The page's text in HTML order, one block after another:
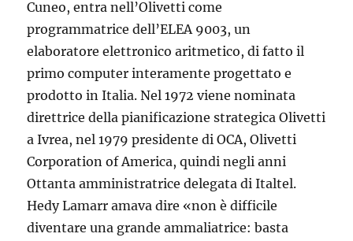
Cuneo, entra nell’Olivetti come
programmatrice dell’ELEA 9003, un
elaboratore elettronico aritmetico, di fatto il
primo computer interamente progettato e
prodotto in Italia. Nel 1972 viene nominata
direttrice della pianificazione strategica Olivetti
a Ivrea, nel 1979 presidente di OCA, Olivetti
Corporation of America, quindi negli anni
Ottanta amministratrice delegata di Italtel.
Hedy Lamarr amava dire «non è difficile
diventare una grande ammaliatrice: basta